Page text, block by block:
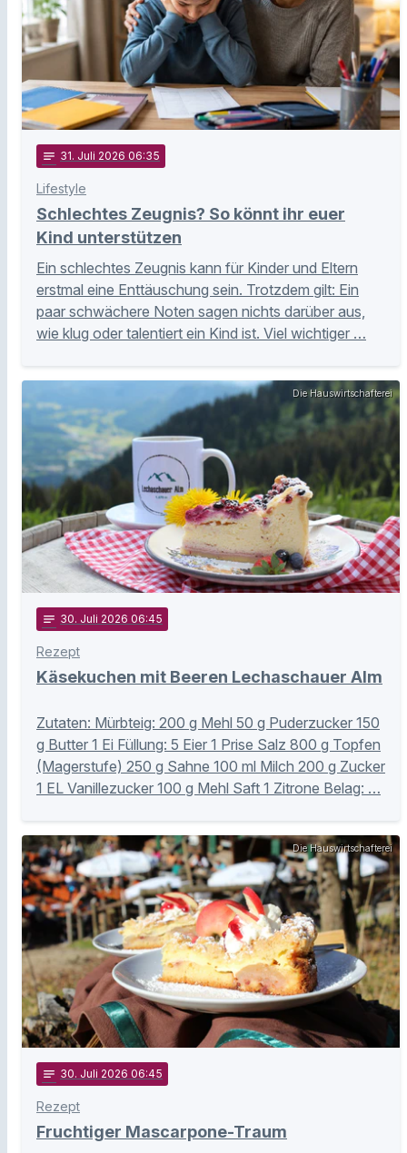
notes 31. Juli 2026 06:35
Lifestyle
Schlechtes Zeugnis? So könnt ihr euer
Kind unterstützen
Ein schlechtes Zeugnis kann für Kinder und Eltern
erstmal eine Enttäuschung sein. Trotzdem gilt: Ein
paar schwächere Noten sagen nichts darüber aus,
wie klug oder talentiert ein Kind ist. Viel wichtiger …
Die Hauswirtschafterei
notes 30. Juli 2026 06:45
Rezept
Käsekuchen mit Beeren Lechaschauer Alm
Zutaten: Mürbteig: 200 g Mehl 50 g Puderzucker 150
g Butter 1 Ei Füllung: 5 Eier 1 Prise Salz 800 g Topfen
(Magerstufe) 250 g Sahne 100 ml Milch 200 g Zucker
1 EL Vanillezucker 100 g Mehl Saft 1 Zitrone Belag: …
Die Hauswirtschafterei
notes 30. Juli 2026 06:45
Rezept
Fruchtiger Mascarpone-Traum